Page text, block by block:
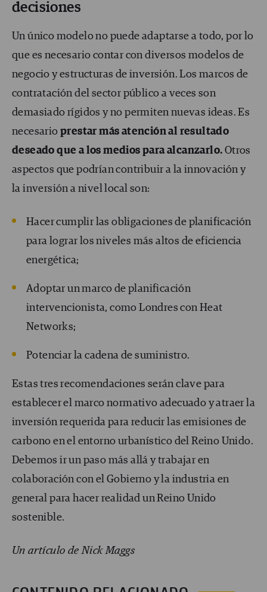
decisiones
Un único modelo no puede adaptarse a todo, por lo
que es necesario contar con diversos modelos de
negocio y estructuras de inversión. Los marcos de
contratación del sector público a veces son
demasiado rígidos y no permiten nuevas ideas. Es
necesarioprestar más atención al resultado
deseado que a los medios para alcanzarlo. Otros
aspectos que podrían contribuir a la innovación y
la inversión a nivel local son:
Hacer cumplir las obligaciones de planificación
para lograr los niveles más altos de eficiencia
energética;
Adoptar un marco de planificación
intervencionista, como Londres con Heat
Networks;
Potenciar la cadena de suministro.
Estas tres recomendaciones serán clave para
establecer el marco normativo adecuado y atraer la
inversión requerida para reducir las emisiones de
carbono en el entorno urbanístico del Reino Unido.
Debemos ir un paso más allá y trabajar en
colaboración con el Gobierno y la industria en
general para hacer realidad un Reino Unido
sostenible.
Un artículo de Nick Maggs